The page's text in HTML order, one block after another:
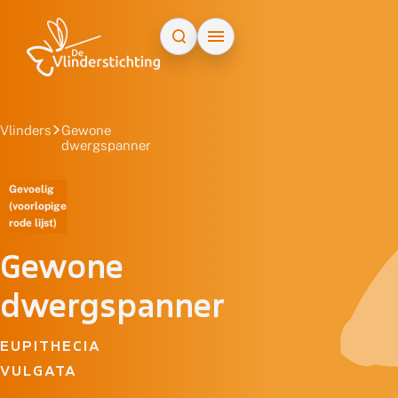
Vlinders
Gewone
dwergspanner
Gevoelig
(voorlopige
rode lijst)
Gewone
dwergspanner
EUPITHECIA
VULGATA